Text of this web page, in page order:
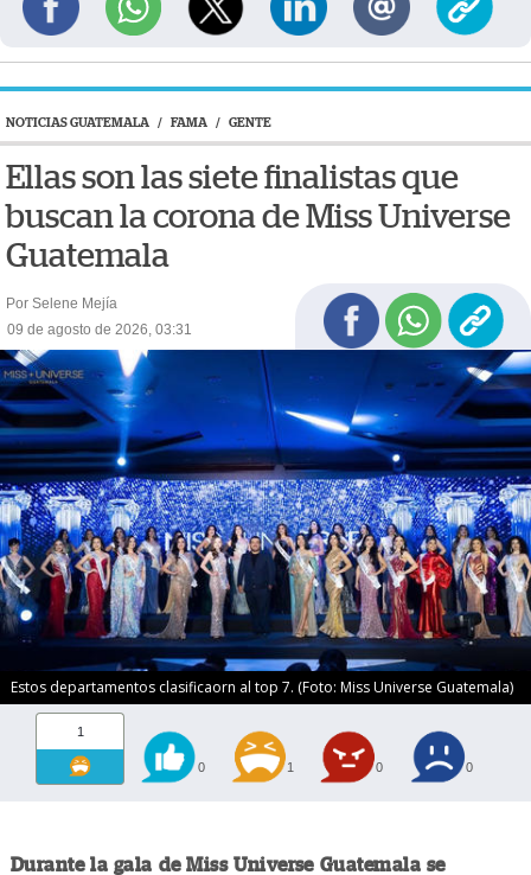
NOTICIAS GUATEMALA / FAMA / GENTE
Ellas son las siete finalistas que
buscan la corona de Miss Universe
Guatemala
Por Selene Mejía
09 de agosto de 2026, 03:31
Estos departamentos clasificaorn al top 7. (Foto: Miss Universe Guatemala)
1
0 1 0 0
Durante la gala de Miss Universe Guatemala se